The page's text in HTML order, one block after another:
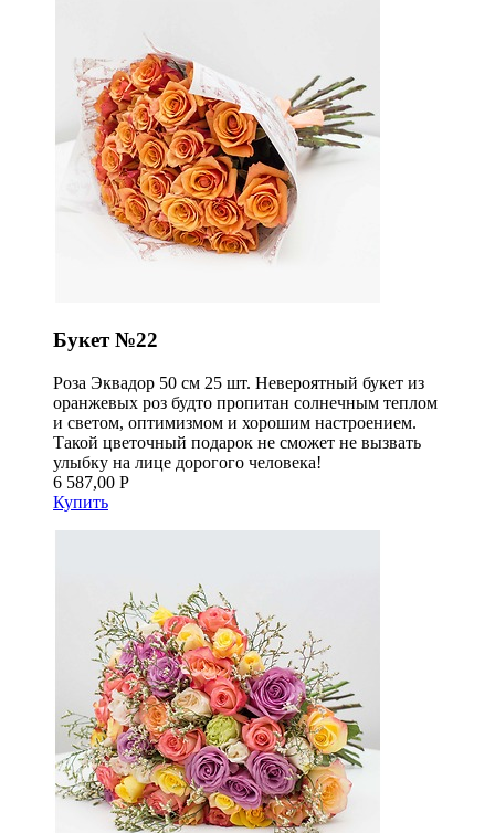
Букет №22
Роза Эквадор 50 см 25 шт. Невероятный букет из
оранжевых роз будто пропитан солнечным теплом
и светом, оптимизмом и хорошим настроением.
Такой цветочный подарок не сможет не вызвать
улыбку на лице дорогого человека!
6 587,00 Р
Купить